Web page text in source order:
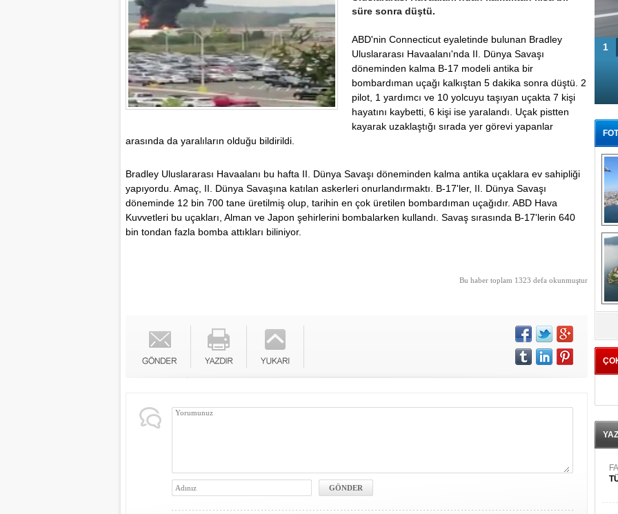
süre sonra düştü.
ABD'nin Connecticut eyaletinde bulunan Bradley
Uluslararası Havaalanı'nda II. Dünya Savaşı
döneminden kalma B-17 modeli antika bir
bombardıman uçağı kalkıştan 5 dakika sonra düştü. 2
pilot, 1 yardımcı ve 10 yolcuyu taşıyan uçakta 7 kişi
hayatını kaybetti, 6 kişi ise yaralandı. Uçak pistten
kayarak uzaklaştığı sırada yer görevi yapanlar
arasında da yaralıların olduğu bildirildi.
Bradley Uluslararası Havaalanı bu hafta II. Dünya Savaşı döneminden kalma antika uçaklara ev sahipliği
yapıyordu. Amaç, II. Dünya Savaşına katılan askerleri onurlandırmaktı. B-17'ler, II. Dünya Savaşı
döneminde 12 bin 700 tane üretilmiş olup, tarihin en çok üretilen bombardıman uçağıdır. ABD Hava
Kuvvetleri bu uçakları, Alman ve Japon şehirlerini bombalarken kullandı. Savaş sırasında B-17'lerin 640
bin tondan fazla bomba attıkları biliniyor.
Bu haber toplam 1323 defa okunmuştur
1